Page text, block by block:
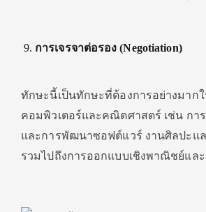
การเจรจาต่อรอง (Negotiation)
ทักษะนี้เป็นทักษะที่ต้องการอย่างมาก
คอมพิวเตอร์และคณิตศาสตร์ เช่น กา
และการพัฒนาซอฟต์แวร์ งานศิลปะแ
รวมไปถึงการออกแบบเชิงพาณิชย์แล